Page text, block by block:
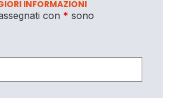
INFORMAZIONI
con * sono